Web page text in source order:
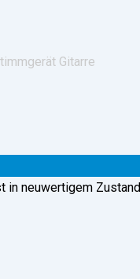
Gitarre
in neuwertigem Zustand